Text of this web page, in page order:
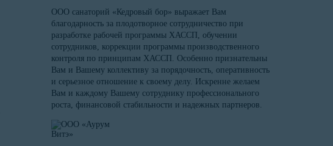
ООО санаторий «Кедровый бор» выражает Вам
благодарность за плодотворное сотрудничество при
разработке рабочей программы ХАССП, обучении
сотрудников, коррекции программы производственного
контроля по принципам ХАССП. Особенно признательны
Вам и Вашему коллективу за порядочность, оперативность
и серьезное отношение к своему делу. Искренне желаем
Вам и каждому Вашему сотруднику профессионального
роста, финансовой стабильности и надежных партнеров.